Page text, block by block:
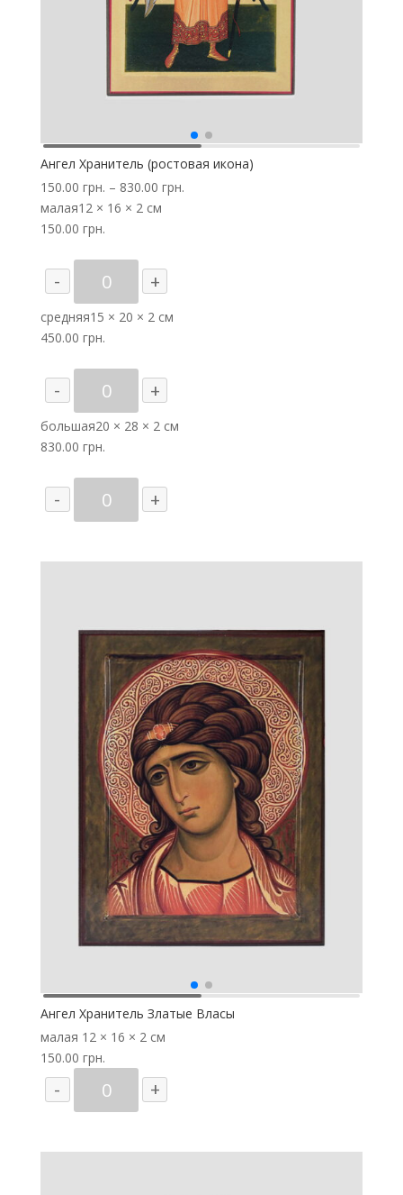
Ангел Хранитель (ростовая икона)
150.00 грн. – 830.00 грн.
малая12 × 16 × 2 см
150.00 грн.
-
Количество
товара
Ангел
Хранитель
(ростовая
икона)
+
средняя15 × 20 × 2 см
450.00 грн.
-
Количество
товара
Ангел
Хранитель
(ростовая
икона)
+
большая20 × 28 × 2 см
830.00 грн.
-
Количество
товара
+
Ангел Хранитель Златые Власы
малая 12 × 16 × 2 см
150.00 грн.
-
Количество
товара
+